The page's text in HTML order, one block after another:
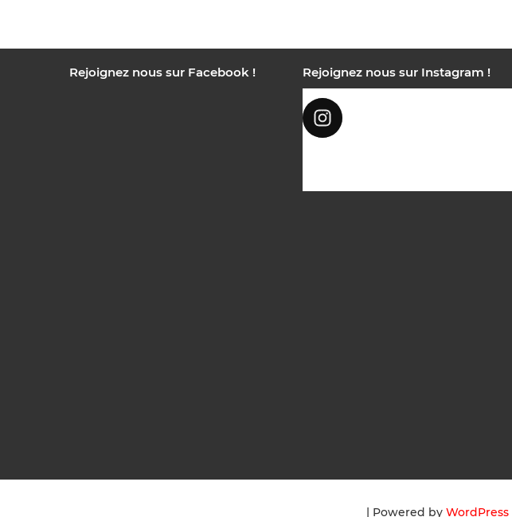
Rejoignez nous sur Facebook ! Rejoignez nous sur Instagram !
| Powered by WordPress